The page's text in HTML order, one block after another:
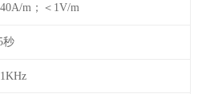
40A/m；＜1V/m
秒